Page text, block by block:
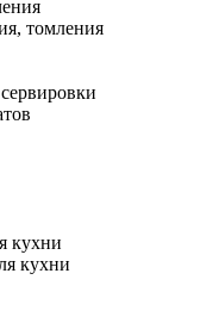
томления
кухни
кухни